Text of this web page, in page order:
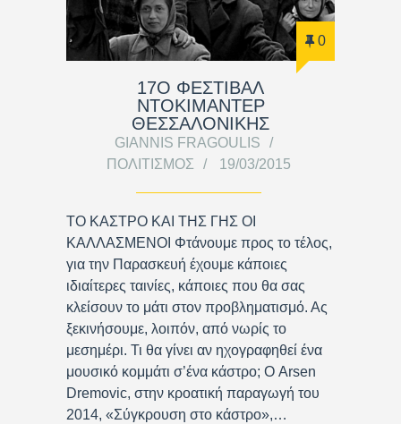
0
17Ο ΦΕΣΤΙΒΑΛ
ΝΤΟΚΙΜΑΝΤΕΡ
ΘΕΣΣΑΛΟΝΙΚΗΣ
GIANNIS FRAGOULIS
ΠΟΛΙΤΙΣΜΌΣ
19/03/2015
ΤΟ ΚΑΣΤΡΟ ΚΑΙ ΤΗΣ ΓΗΣ ΟΙ
ΚΑΛΛΑΣΜΕΝΟΙ Φτάνουμε προς το τέλος,
για την Παρασκευή έχουμε κάποιες
ιδιαίτερες ταινίες, κάποιες που θα σας
κλείσουν το μάτι στον προβληματισμό. Ας
ξεκινήσουμε, λοιπόν, από νωρίς το
μεσημέρι. Τι θα γίνει αν ηχογραφηθεί ένα
μουσικό κομμάτι σ’ένα κάστρο; Ο Arsen
Dremovic, στην κροατική παραγωγή του
2014, «Σύγκρουση στο κάστρο»,…